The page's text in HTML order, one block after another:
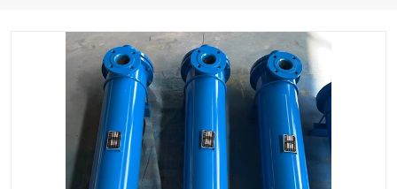
高压球阀 电机
列管式油冷却器